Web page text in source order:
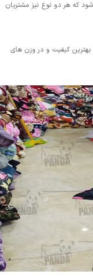
که هر دو نوع نیز مشتریان
بهترین کیفیت و در وزن های